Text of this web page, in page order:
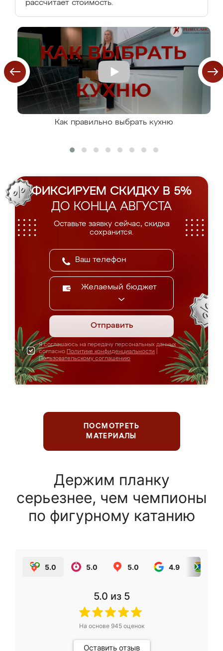
рассчитает стоимость.
Как правильно выбрать кухню
ФИКСИРУЕМ СКИДКУ В 5%
ДО КОНЦА АВГУСТА
Оставьте заявку сейчас, скидка
сохранится.
Желаемый бюджет
Отправить
Я соглашаюсь на передачу персональных данных
согласно Политике конфиденциальности
Пользовательскому соглашению
ПОСМОТРЕТЬ
МАТЕРИАЛЫ
Держим планку
серьезнее, чем чемпионы
по фигурному катанию
5.0 5.0 5.0 4.9
5.0 из 5
На основе 945оценок
Оставить отзыв